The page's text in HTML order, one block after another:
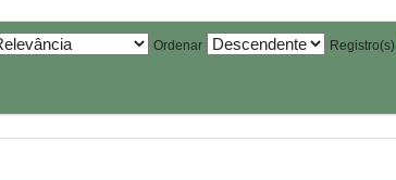
Ordenar Registro(s)